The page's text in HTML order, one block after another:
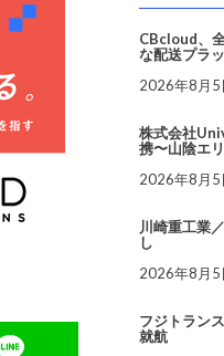
CBcloud、
な配送プラ
2026年8月5
株式会社
携〜山陰エ
2026年8月5
川崎重工業
し
2026年8月5
フジトラン
就航